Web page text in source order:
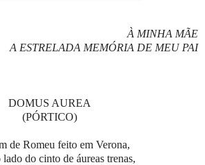
À MINHA MÃE
A ESTRELADA MEMÓRIA DE MEU PAI
DOMUS AUREA
(PÓRTICO)
de Romeu feito em Verona,
lado do cinto de áureas trenas,